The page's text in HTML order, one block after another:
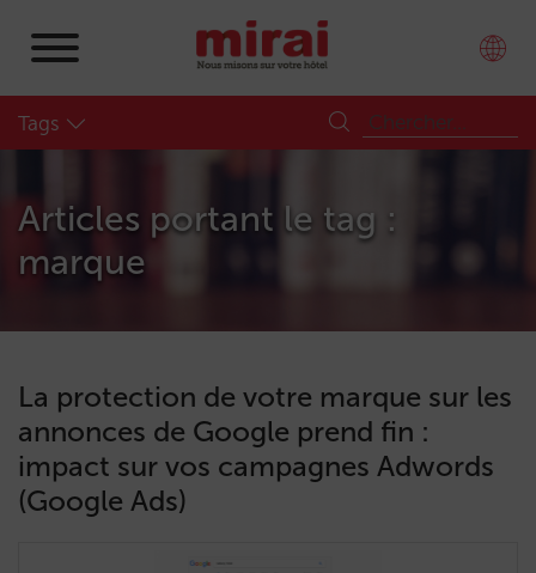
Tags
Articles portant le tag :
marque
La protection de votre marque sur les
annonces de Google prend fin :
impact sur vos campagnes Adwords
(Google Ads)